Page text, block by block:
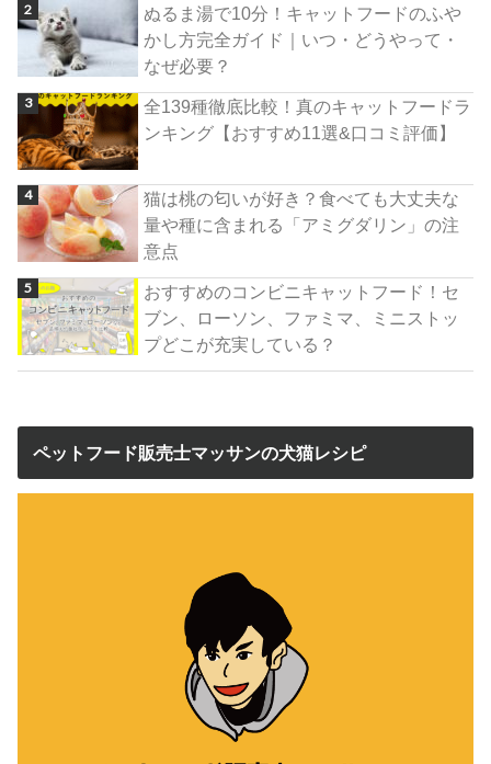
ぬるま湯で10分！キャットフードのふや
かし方完全ガイド｜いつ・どうやって・
なぜ必要？
全139種徹底比較！真のキャットフードラ
ンキング【おすすめ11選&口コミ評価】
猫は桃の匂いが好き？食べても大丈夫な
量や種に含まれる「アミグダリン」の注
意点
おすすめのコンビニキャットフード！セ
ブン、ローソン、ファミマ、ミニストッ
プどこが充実している？
ペットフード販売士マッサンの犬猫レシピ